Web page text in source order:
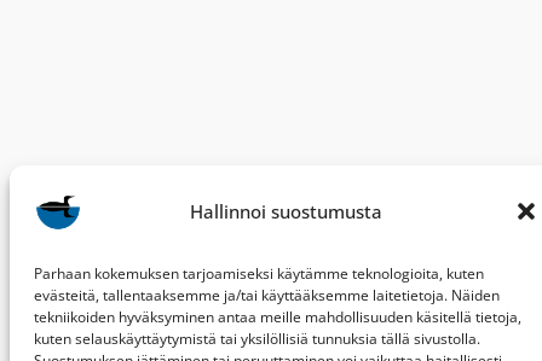
Hallinnoi suostumusta
Parhaan kokemuksen tarjoamiseksi käytämme teknologioita, kuten
evästeitä, tallentaaksemme ja/tai käyttääksemme laitetietoja. Näiden
tekniikoiden hyväksyminen antaa meille mahdollisuuden käsitellä tietoja,
kuten selauskäyttäytymistä tai yksilöllisiä tunnuksia tällä sivustolla.